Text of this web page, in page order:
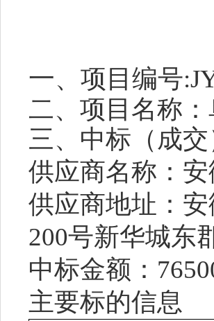
一、 项目编号
二、项目名称：
三、中标（成
供应商名称 ：
供应商地址：
200号新华城东
中标金额：
主要标的信息